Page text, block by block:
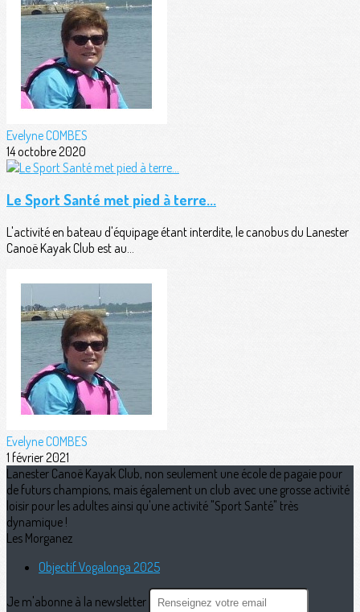
Evelyne COMBES
14 octobre 2020
Le Sport Santé met pied à terre...
L'activité en bateau d'équipage étant interdite, le canobus du Lanester
Canoë Kayak Club est au...
Evelyne COMBES
1 février 2021
Lanester Canoë Kayak Club, non seulement une école de pagaie pour
de futurs champions, mais également un club avec une grosse activité
loisir pour les adultes ainsi qu'une activité "Sport Santé" très
dynamique !
Les Morganez
Objectif Vogalonga 2025
Je m'abonne à la newsletter